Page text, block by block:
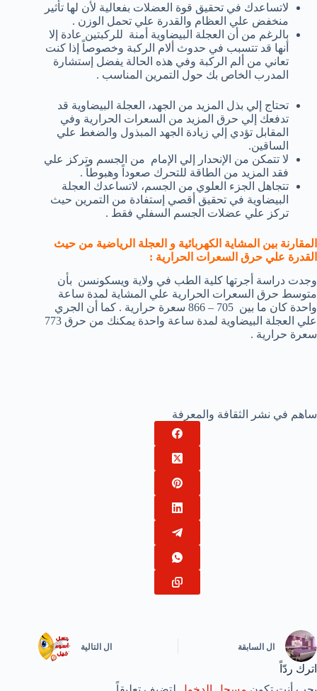
لاتساعدك في تحقيق قوة العضلات بفعالية لأن لها تأثير
منخفض علي العظام والقدرة علي تحمل الوزن .
بالرغم من أن العجلة البيضاوية أمنة للركبتين عادة إلا
أنها قد تتسبب في حدوث ألام الركبة وخصوصاً إذا كنت
تعاني من ألم الركبة وفي هذه الحالة يفضل إستشارة
المدرب الخاص بك حول التمرين المناسب .
تحتاج إلي بذل المزيد من الجهد، العجلة البيضاوية قد
تدفعك إلي حرق المزيد من السعرات الحرارية وفي
المقابل تؤدي إلي زيادة الجهد المبذول والضغط علي
الساقين.
لا تتمكن من الإنحدار إلي الإمام من الجسم وتركز علي
فقد المزيد من الطاقة للتحرك صعوداً وهبوطاً .
تتجاهل الجزء العلوي من الجسم، لاتساعدك العجلة
البيضاوية في تحقيق أقصي إستفادة من التمرين حيث
تركز علي عضلات الجسم السفلي فقط .
المقارنة بين المشاية الكهربائية و العجلة الرياضية من حيث
القدرة علي حرق السعرات الحرارية :
وجدت دراسة أجرتها كلية الطب في ولاية ويسكونسن بأن
متوسط حرق السعرات الحرارية علي المشاية لمدة ساعة
واحدة كان ما بين 705 – 866 سعرة حرارية . كما أن الجري
علي العجلة البيضاوية لمدة ساعة واحدة يمكنك من حرق 773
سعرة حرارية .
ساهم في نشر الثقافة والمعرفة
ال السابقة ال التالية
اترك ردّاً